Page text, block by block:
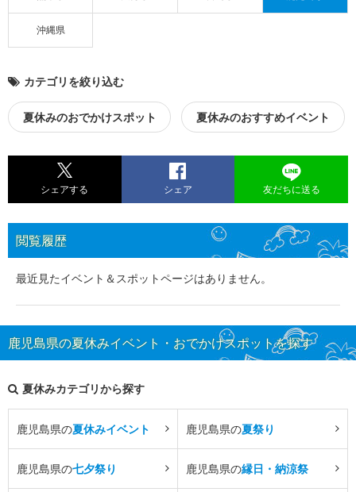
沖縄県
カテゴリを絞り込む
夏休みのおでかけスポット 夏休みのおすすめイベント
シェアする シェア 友だちに送る
閲覧履歴
最近見たイベント＆スポットページはありません。
鹿児島県の夏休みイベント・おでかけスポットを探す
夏休みカテゴリから探す
鹿児島県の夏休みイベント 鹿児島県の夏祭り
鹿児島県の七夕祭り 鹿児島県の縁日・納涼祭